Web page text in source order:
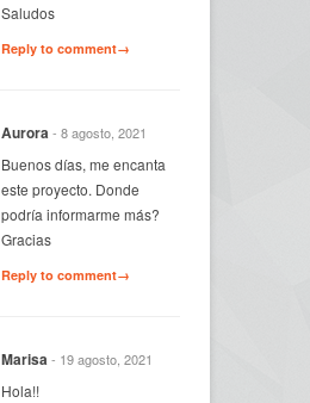
Saludos
Reply to comment→
Aurora- 8 agosto, 2021
Buenos días, me encanta
este proyecto. Donde
podría informarme más?
Gracias
Reply to comment→
Marisa- 19 agosto, 2021
Hola!!